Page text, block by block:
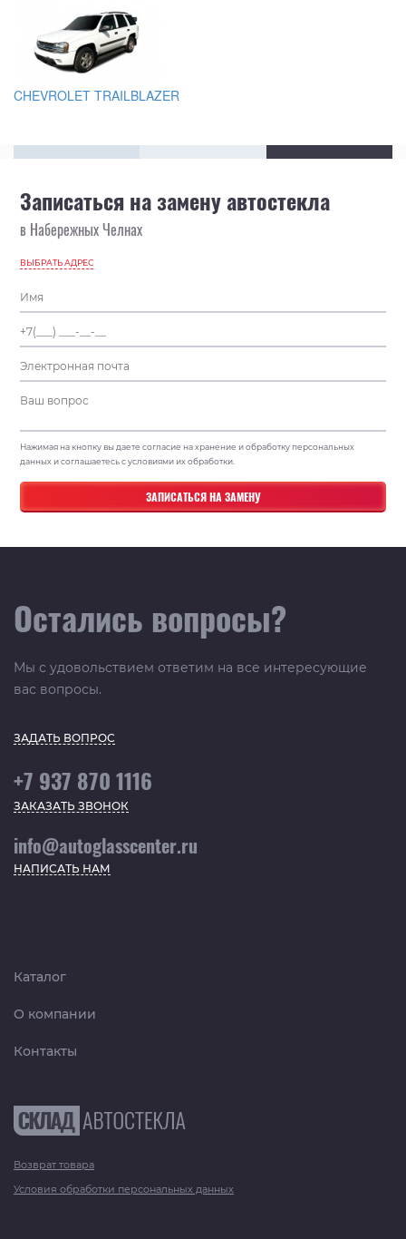
CHEVROLET TRAILBLAZER
Записаться на замену автостекла
в Набережных Челнах
ВЫБРАТЬ АДРЕС
Нажимая на кнопку вы даете согласие на хранение и обработку персональных
данных и соглашаетесь с условиями их обработки.
Остались вопросы?
Мы с удовольствием ответим на все интересующие
вас вопросы.
ЗАДАТЬ ВОПРОС
+7 937 870 1116
ЗАКАЗАТЬ ЗВОНОК
info@autoglasscenter.ru
НАПИСАТЬ НАМ
Каталог
О компании
Контакты
Возврат товара
Условия обработки персональных данных